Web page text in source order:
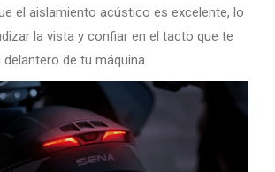
el aislamiento acústico es excelente, lo
la vista y confiar en el tacto que te
de tu máquina.